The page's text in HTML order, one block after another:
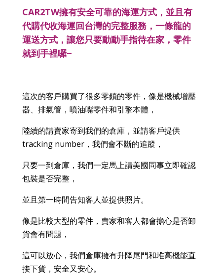
CAR2TW擁有安全可靠的海運方式，並且有
代購代收海運回台灣的完整服務，一條龍的
運送方式，讓您只要動動手指待在家，零件
就到手裡囉~
這次的客戶購買了很多零鎖的零件，像是機械增壓
器、排氣管，噴油嘴零件和引擎本體，
陸續的請賣家寄到我們的倉庫， 並請客戶提供
tracking number，我們會不斷的追蹤，
只要一到倉庫，我們一定馬上請美國同事立即確認
包裝是否完整，
並且第一時間告知客人並提供照片。
像是比較大型的零件，賣家和客人都會擔心是否卸
貨會有問題，
這可以放心，我們倉庫擁有升降尾門和堆高機能直
接下貨，安全又安心。